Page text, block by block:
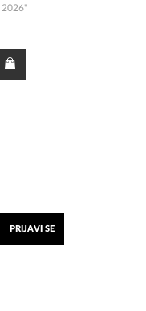
2026"
PRIJAVI SE